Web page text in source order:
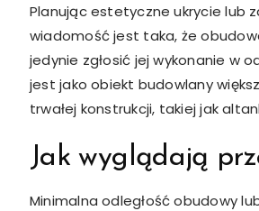
Planując estetyczne ukrycie lub
wiadomość jest taka, że
jedynie zgłosić jej wykonanie w
jest jako obiekt budowlany
trwałej konstrukcji, takiej jak
Jak wyglądają
Minimalna odległość obudowy